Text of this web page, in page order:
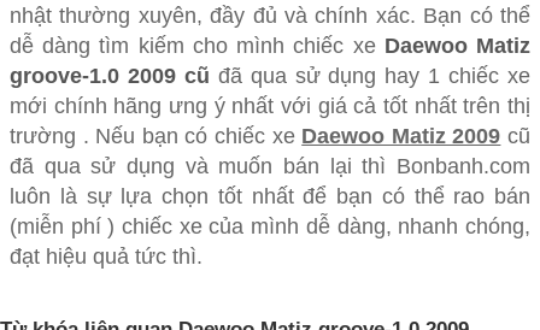
nhật thường xuyên, đầy đủ và chính xác. Bạn có thể
dễ dàng tìm kiếm cho mình chiếc xe Daewoo Matiz
groove-1.0 2009 cũ đã qua sử dụng hay 1 chiếc xe
mới chính hãng ưng ý nhất với giá cả tốt nhất trên thị
trường . Nếu bạn có chiếc xe Daewoo Matiz 2009 cũ
đã qua sử dụng và muốn bán lại thì Bonbanh.com
luôn là sự lựa chọn tốt nhất để bạn có thể rao bán
(miễn phí ) chiếc xe của mình dễ dàng, nhanh chóng,
đạt hiệu quả tức thì.